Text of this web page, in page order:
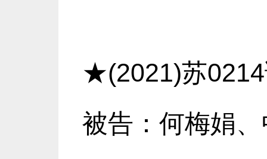
★(2021)苏
被告：何梅娟